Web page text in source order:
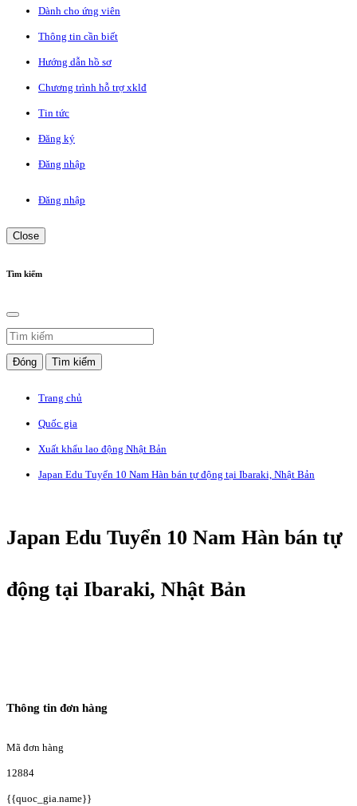
Dành cho ứng viên
Thông tin cần biết
Hướng dẫn hồ sơ
Chương trình hỗ trợ xklđ
Tin tức
Đăng ký
Đăng nhập
Đăng nhập
Close
Tìm kiếm
Đóng Tìm kiếm
Trang chủ
Quốc gia
Xuất khẩu lao động Nhật Bản
Japan Edu Tuyển 10 Nam Hàn bán tự động tại Ibaraki, Nhật Bản
Japan Edu Tuyển 10 Nam Hàn bán tự
động tại Ibaraki, Nhật Bản
Thông tin đơn hàng
Mã đơn hàng
12884
{{quoc_gia.name}}